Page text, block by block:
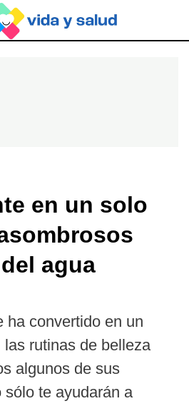
en un solo
agua
ha convertido en un
rutinas de belleza
algunos de sus
te ayudarán a